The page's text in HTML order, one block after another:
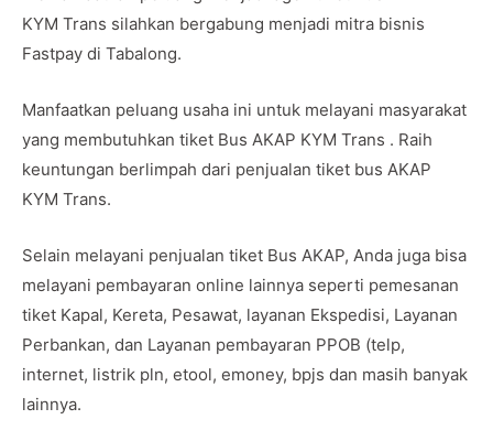
KYM Trans silahkan bergabung menjadi mitra bisnis
Fastpay di Tabalong.
Manfaatkan peluang usaha ini untuk melayani masyarakat
yang membutuhkan tiket Bus AKAP KYM Trans . Raih
keuntungan berlimpah dari penjualan tiket bus AKAP
KYM Trans.
Selain melayani penjualan tiket Bus AKAP, Anda juga bisa
melayani pembayaran online lainnya seperti pemesanan
tiket Kapal, Kereta, Pesawat, layanan Ekspedisi, Layanan
Perbankan, dan Layanan pembayaran PPOB (telp,
internet, listrik pln, etool, emoney, bpjs dan masih banyak
lainnya.